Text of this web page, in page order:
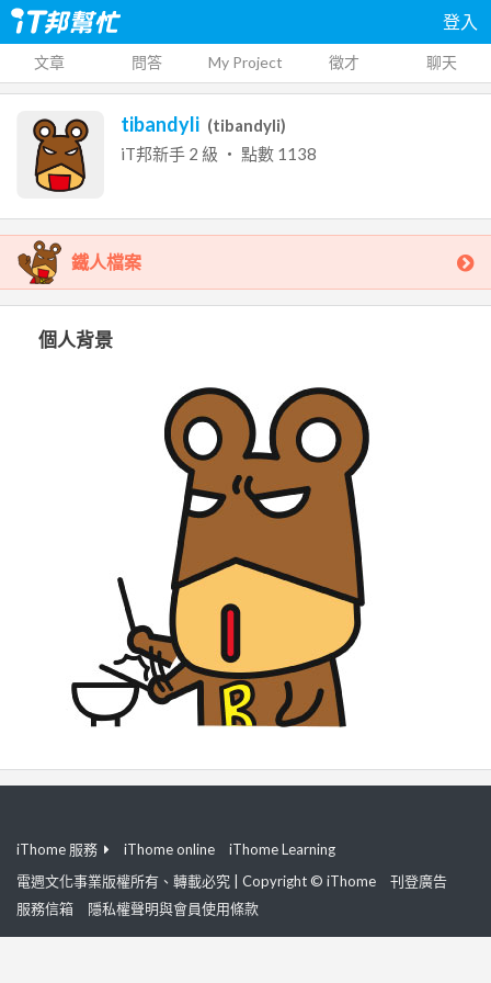
登入
文章 問答 My Project 徵才 聊天
tibandyli (tibandyli)
iT邦新手 2 級 ‧ 點數 1138
鐵人檔案
個人背景
iThome 服務 iThome online
iThome Learning
電週文化事業版權所有、轉載必究 | Copyright © iThome
刊登廣告
服務信箱
隱私權聲明與會員使用條款